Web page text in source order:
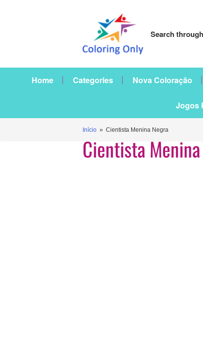
Search
Home Categories Nova Coloração
Jogos
Início » Cientista Menina Negra
Cientista